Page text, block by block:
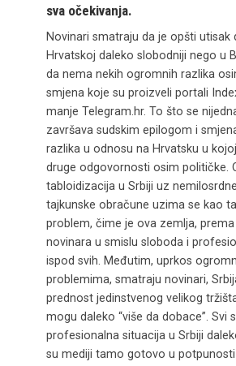
sva očekivanja.
Novinari smatraju da je opšti utisak
Hrvatskoj daleko slobodniji nego u
da nema nekih ogromnih razlika
smjena koje su proizveli portali
manje Telegram.hr. To što se
završava sudskim epilogom i
razlika u odnosu na Hrvatsku u
druge odgovornosti osim političke.
tabloidizacija u Srbiji uz
tajkunske obračune uzima se kao
problem, čime je ova zemlja, prema
novinara u smislu sloboda i
ispod svih. Međutim, uprkos
problemima, smatraju novinari,
prednost jedinstvenog velikog
mogu daleko “više da dobace”. Svi
profesionalna situacija u Srbiji
su mediji tamo gotovo u